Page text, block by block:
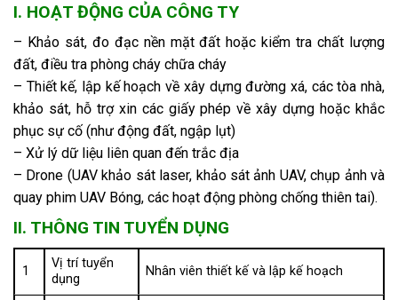
I. HOẠT ĐỘNG CỦA CÔNG TY
– Khảo sát, đo đạc nền mặt đất hoặc kiểm tra chất lượng
đất, điều tra phòng cháy chữa cháy
– Thiết kế, lập kế hoạch về xây dựng đường xá, các tòa nhà,
khảo sát, hỗ trợ xin các giấy phép về xây dựng hoặc khắc
phục sự cố (như động đất, ngập lụt)
– Xử lý dữ liệu liên quan đến trắc địa
– Drone (UAV khảo sát laser, khảo sát ảnh UAV, chụp ảnh và
quay phim UAV Bóng, các hoạt động phòng chống thiên tai).
II. THÔNG TIN TUYỂN DỤNG
1
Vị trí tuyển
dụng
Nhân viên thiết kế và lập kế hoạch